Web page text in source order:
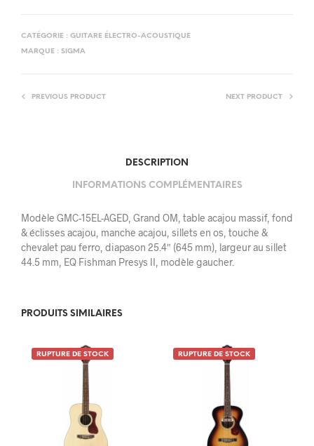
CATÉGORIE : GUITARE ÉLECTRO-ACOUSTIQUE
MARQUE : SIGMA
PREVIOUS PRODUCT NEXT PRODUCT
DESCRIPTION
INFORMATIONS COMPLÉMENTAIRES
Modèle GMC-15EL-AGED, Grand OM, table acajou massif, fond
& éclisses acajou, manche acajou, sillets en os, touche &
chevalet pau ferro, diapason 25.4″ (645 mm), largeur au sillet
44.5 mm, EQ Fishman Presys II, modèle gaucher.
PRODUITS SIMILAIRES
RUPTURE DE STOCK RUPTURE DE STOCK